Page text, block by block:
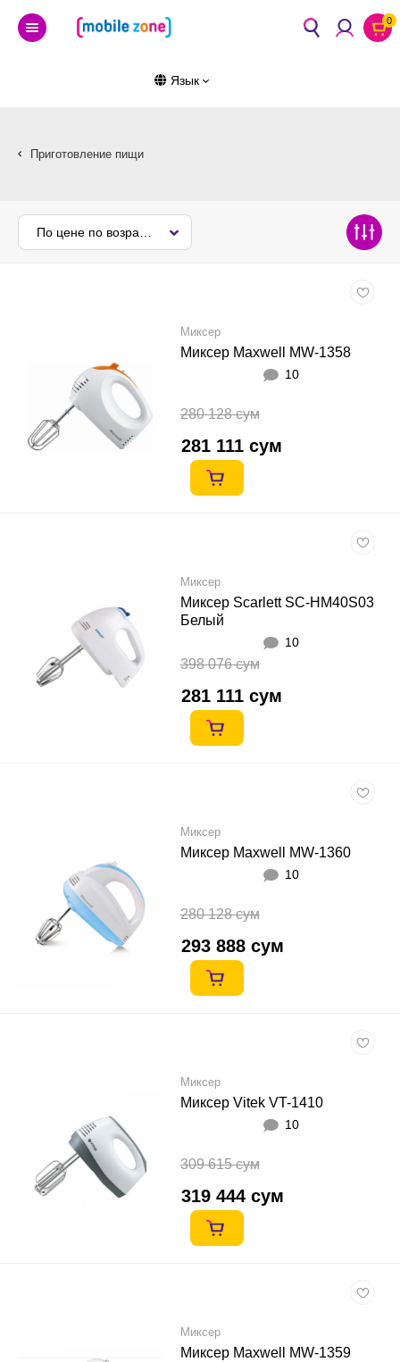
0
Язык
Приготовление пищи
Миксер
Миксер Maxwell MW-1358
10
280 128 сум
281 111 сум
Миксер
Миксер Scarlett SC-HM40S03
Белый
10
398 076 сум
281 111 сум
Миксер
Миксер Maxwell MW-1360
10
280 128 сум
293 888 сум
Миксер
Миксер Vitek VT-1410
10
309 615 сум
319 444 сум
Миксер
Миксер Maxwell MW-1359